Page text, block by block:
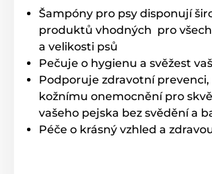
Šampóny pro psy disponují
produktů vhodných pro
a velikosti psů
Pečuje o hygienu a svěžest
Podporuje zdravotní
kožnímu onemocnění pro
vašeho pejska bez svědění a
Péče o krásný vzhled a